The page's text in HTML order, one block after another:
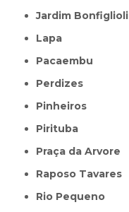
Jardim Bonfiglioli
Lapa
Pacaembu
Perdizes
Pinheiros
Pirituba
Praça da Arvore
Raposo Tavares
Rio Pequeno